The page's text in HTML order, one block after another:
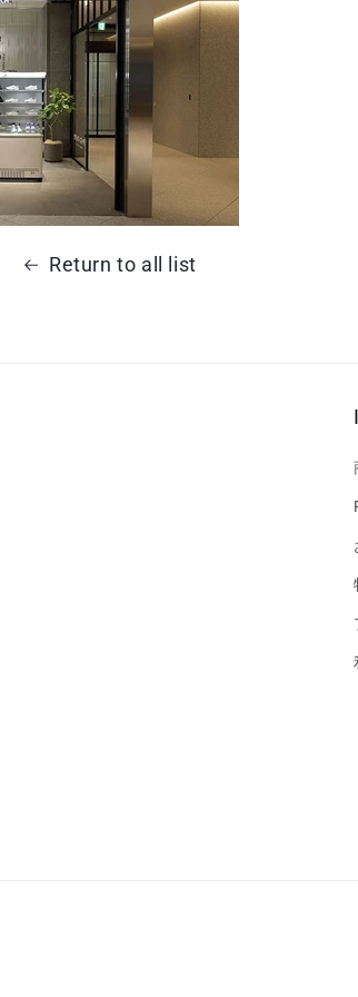
Return to all list